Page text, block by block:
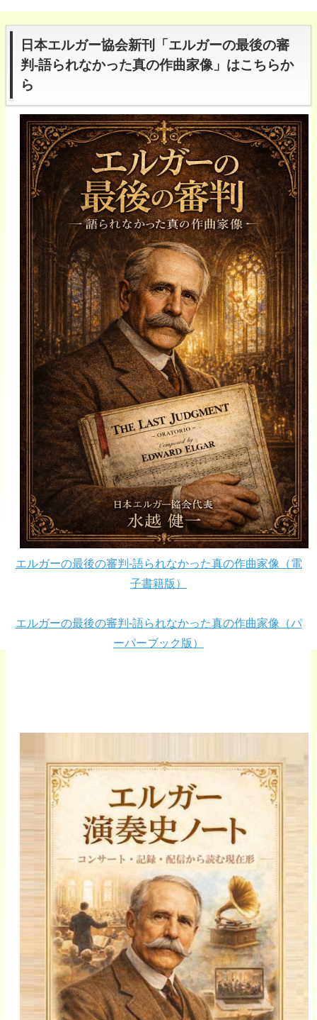
日本エルガー協会新刊「エルガーの最後の審
判-語られなかった真の作曲家像」はこちらか
ら
エルガーの最後の審判-語られなかった真の作曲家像（電
子書籍版）
エルガーの最後の審判-語られなかった真の作曲家像（パ
ーパーブック版）